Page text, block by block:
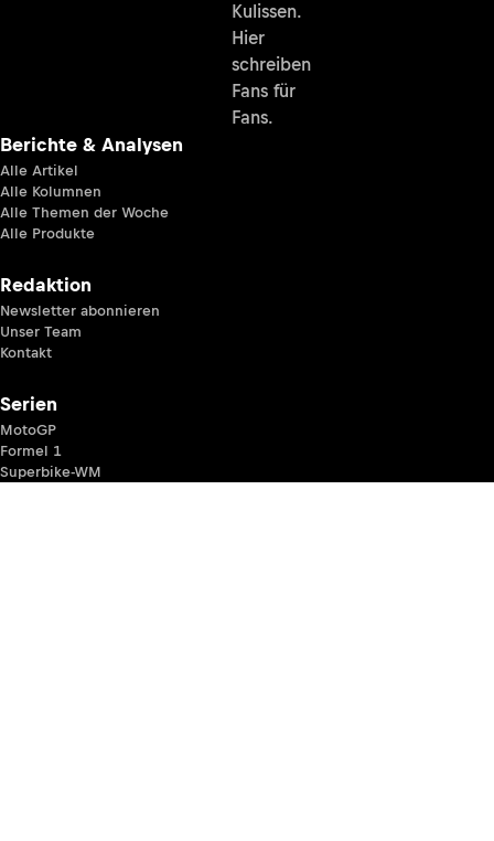
Kulissen.
Hier
schreiben
Fans für
Fans.
Berichte & Analysen
Alle Artikel
Alle Kolumnen
Alle Themen der Woche
Alle Produkte
Redaktion
Newsletter abonnieren
Unser Team
Kontakt
Serien
MotoGP
Formel 1
Superbike-WM